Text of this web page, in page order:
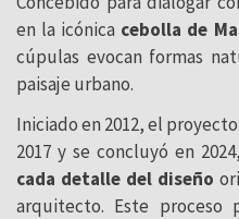
en la icónica cebolla de
cúpulas evocan formas
paisaje urbano.
Iniciado en 2012, el
2017 y se concluyó en
cada detalle del diseño
arquitecto. Este proceso